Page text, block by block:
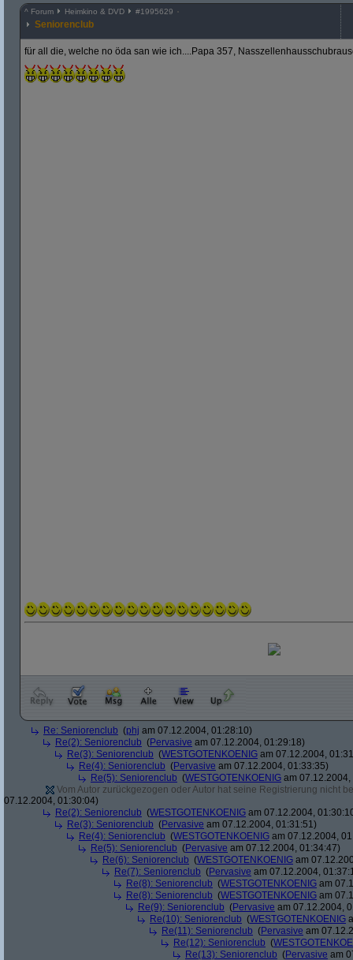
^ Forum Heimkino & DVD #1995629
Seniorenclub
für all die, welche no öda san wie ich....Papa 357,
Re: Seniorenclub (phj am 07.12.2004, 01:28:10)
Re(2): Seniorenclub (Pervasive am 07.12.2004, 01:29:18)
Re(3): Seniorenclub (WESTGOTENKOENIG am 07.12.2004,
Re(4): Seniorenclub (Pervasive am 07.12.2004, 01:33:35)
Re(5): Seniorenclub (WESTGOTENKOENIG am
Vom Autor zurückgezogen oder Autor hat seine Registrierung nicht
07.12.2004, 01:30:04)
Re(2): Seniorenclub (WESTGOTENKOENIG am 07.12.2004,
Re(3): Seniorenclub (Pervasive am 07.12.2004, 01:31:51)
Re(4): Seniorenclub (WESTGOTENKOENIG am 07.12.2004,
Re(5): Seniorenclub (Pervasive am 07.12.2004, 01:34:47)
Re(6): Seniorenclub (WESTGOTENKOENIG am
Re(7): Seniorenclub (Pervasive am 07.12.2004,
Re(8): Seniorenclub (WESTGOTENKOENIG am
Re(8): Seniorenclub (WESTGOTENKOENIG am
Re(9): Seniorenclub (Pervasive am 07.12.2004,
Re(10): Seniorenclub (WESTGOTENKOENIG
Re(11): Seniorenclub (Pervasive am
Re(12): Seniorenclub (
Re(13): Seniorenclub (Pervasive am